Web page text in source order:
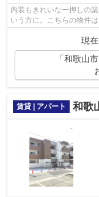
内装もきれいな一押しの
いう方に。こちらの物件
現
「和歌山
賃貸 | アパート 和歌